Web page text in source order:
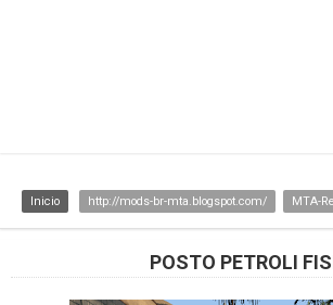
Inicio http://mods-br-mta.blogspot.com/ MTA-
POSTO PETROLI